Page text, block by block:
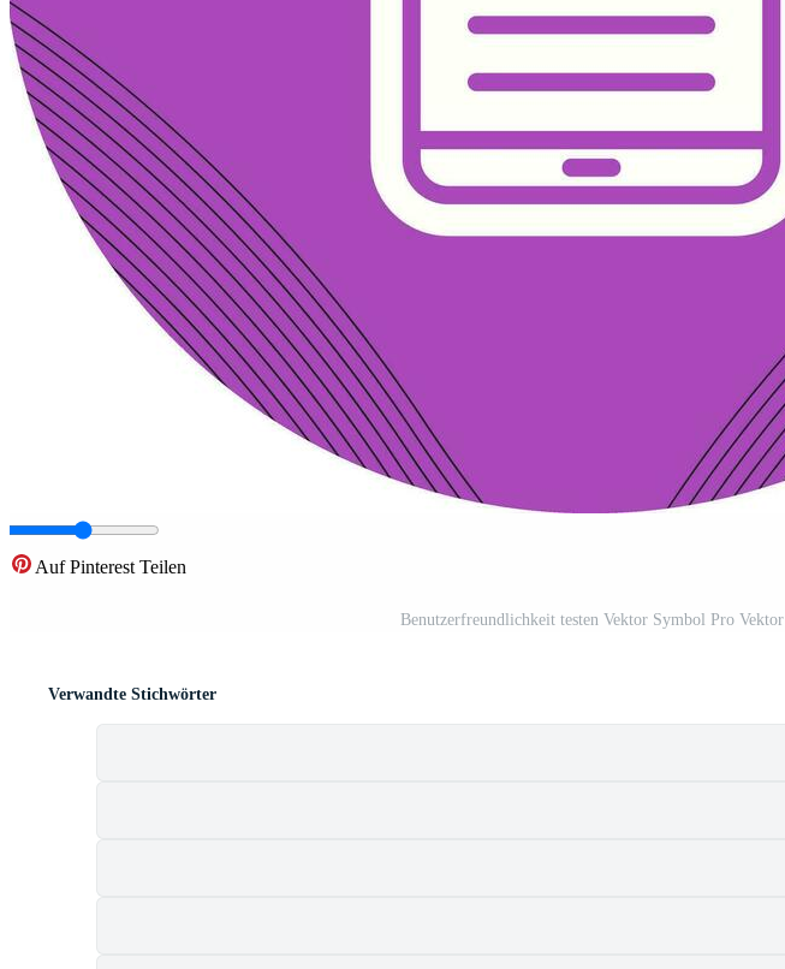
Auf Pinterest Teilen
Benutzerfreundlichkeit testen Vektor Symbol Pro Vektor
Verwandte Stichwörter